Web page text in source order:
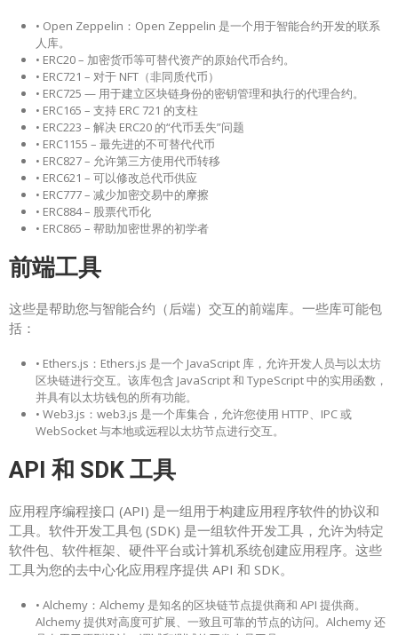
• Open Zeppelin：Open Zeppelin 是一个用于智能合约开发的联系
人库。
• ERC20 – 加密货币等可替代资产的原始代币合约。
• ERC721 – 对于 NFT（非同质代币）
• ERC725 — 用于建立区块链身份的密钥管理和执行的代理合约。
• ERC165 – 支持 ERC 721 的支柱
• ERC223 – 解决 ERC20 的“代币丢失”问题
• ERC1155 – 最先进的不可替代代币
• ERC827 – 允许第三方使用代币转移
• ERC621 – 可以修改总代币供应
• ERC777 – 减少加密交易中的摩擦
• ERC884 – 股票代币化
• ERC865 – 帮助加密世界的初学者
前端工具
这些是帮助您与智能合约（后端）交互的前端库。一些库可能包
括：
• Ethers.js：Ethers.js 是一个 JavaScript 库，允许开发人员与以太坊
区块链进行交互。该库包含 JavaScript 和 TypeScript 中的实用函数，
并具有以太坊钱包的所有功能。
• Web3.js：web3.js 是一个库集合，允许您使用 HTTP、IPC 或
WebSocket 与本地或远程以太坊节点进行交互。
API 和 SDK 工具
应用程序编程接口 (API) 是一组用于构建应用程序软件的协议和
工具。软件开发工具包 (SDK) 是一组软件开发工具，允许为特定
软件包、软件框架、硬件平台或计算机系统创建应用程序。这些
工具为您的去中心化应用程序提供 API 和 SDK。
• Alchemy：Alchemy 是知名的区块链节点提供商和 API 提供商。
Alchemy 提供对高度可扩展、一致且可靠的节点的访问。Alchemy 还